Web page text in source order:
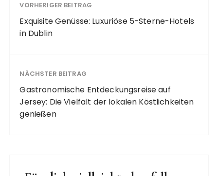
VORHERIGER BEITRAG
Exquisite Genüsse: Luxuriöse 5-Sterne-Hotels
in Dublin
NÄCHSTER BEITRAG
Gastronomische Entdeckungsreise auf
Jersey: Die Vielfalt der lokalen Köstlichkeiten
genießen